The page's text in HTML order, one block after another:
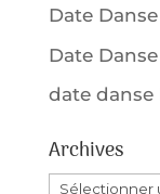
Date
Date
date danse
Archives
Archives